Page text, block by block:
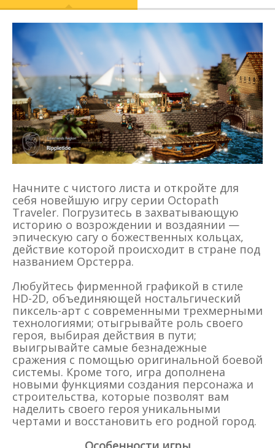
Начните с чистого листа и откройте для
себя новейшую игру серии Octopath
Traveler. Погрузитесь в захватывающую
историю о возрождении и воздаянии —
эпическую сагу о божественных кольцах,
действие которой происходит в стране под
названием Орстерра.
Любуйтесь фирменной графикой в стиле
HD-2D, объединяющей ностальгический
пиксель-арт с современными трехмерными
технологиями; отыгрывайте роль своего
героя, выбирая действия в пути;
выигрывайте самые безнадежные
сражения с помощью оригинальной боевой
системы. Кроме того, игра дополнена
новыми функциями создания персонажа и
строительства, которые позволят вам
наделить своего героя уникальными
чертами и восстановить его родной город.